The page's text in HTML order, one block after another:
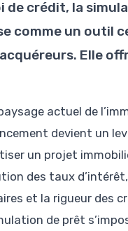
de crédit, la
comme un outil
Elle
actuel de
devient un
un projet
des taux
et la rigueur des
de prêt